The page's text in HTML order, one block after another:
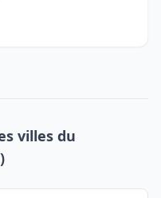
villes du